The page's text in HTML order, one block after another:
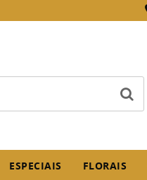
ESPECIAIS FLORAIS